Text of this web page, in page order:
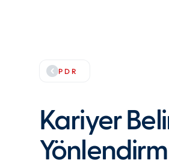
PDR
Kariyer